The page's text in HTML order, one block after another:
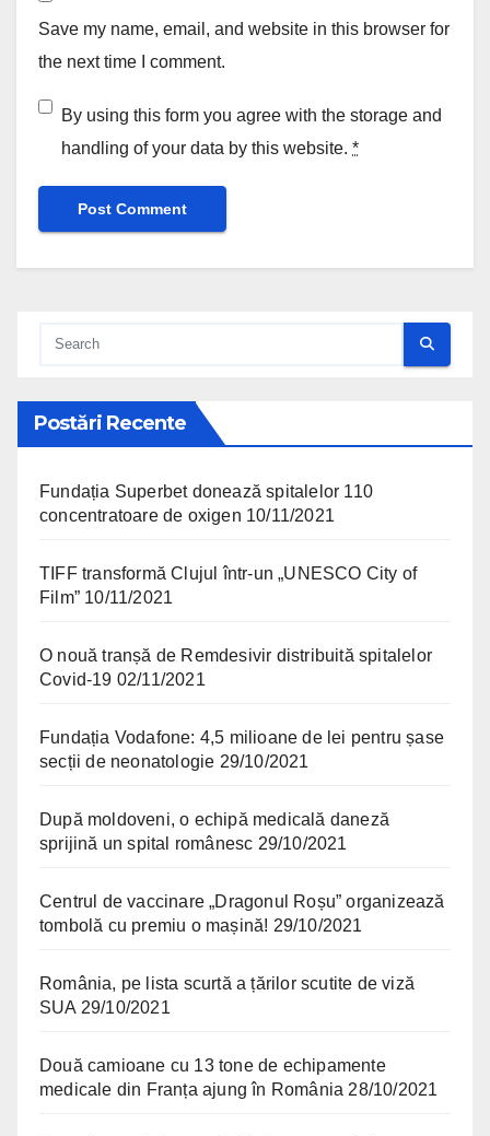
Save my name, email, and website in this browser for
the next time I comment.
By using this form you agree with the storage and
handling of your data by this website. *
Postări Recente
Fundația Superbet donează spitalelor 110
concentratoare de oxigen 10/11/2021
TIFF transformă Clujul într-un „UNESCO City of
Film” 10/11/2021
O nouă tranșă de Remdesivir distribuită spitalelor
Covid-19 02/11/2021
Fundația Vodafone: 4,5 milioane de lei pentru șase
secții de neonatologie 29/10/2021
După moldoveni, o echipă medicală daneză
sprijină un spital românesc 29/10/2021
Centrul de vaccinare „Dragonul Roșu” organizează
tombolă cu premiu o mașină! 29/10/2021
România, pe lista scurtă a țărilor scutite de viză
SUA 29/10/2021
Două camioane cu 13 tone de echipamente
medicale din Franța ajung în România 28/10/2021